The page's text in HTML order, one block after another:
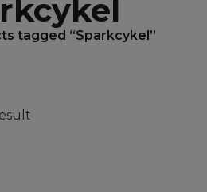
tagged “Sparkcykel”